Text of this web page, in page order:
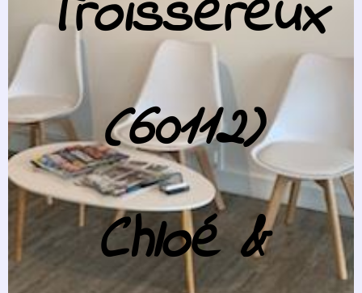
(60112)
Chloé &